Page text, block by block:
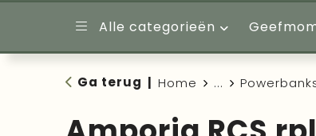
Alle categorieën
Ga terug Home ...